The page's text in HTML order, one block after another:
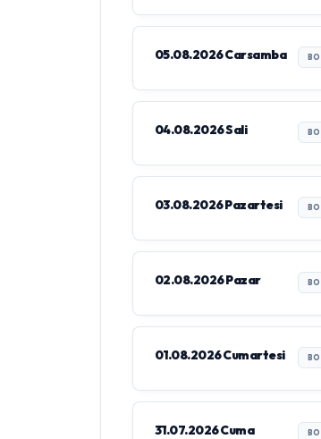
05.08.2026 Carsamba
04.08.2026 Sali
03.08.2026 Pazartesi
02.08.2026 Pazar
01.08.2026 Cumartesi
31.07.2026 Cuma